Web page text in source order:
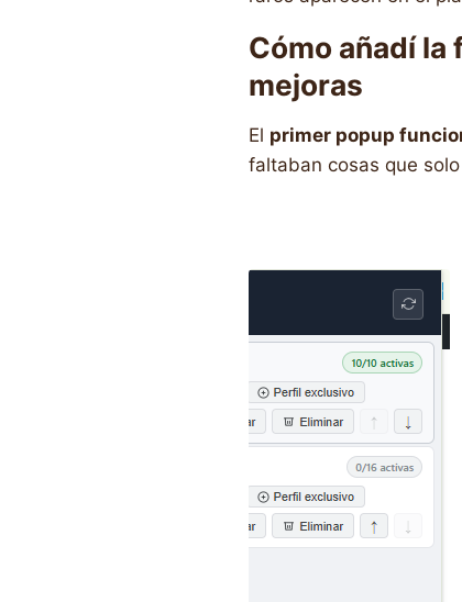
Cómo añadí
mejoras
El primer popup
faltaban cosas que